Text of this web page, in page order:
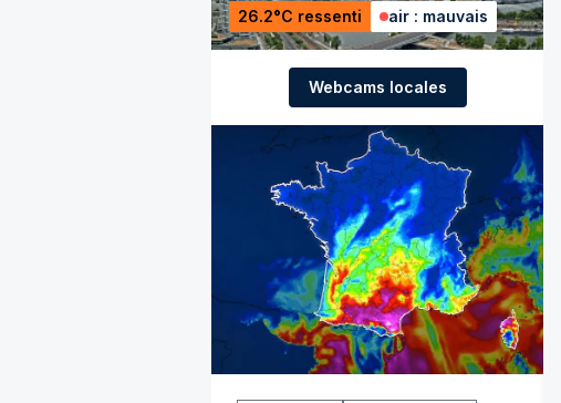
26.2°C ressenti air : mauvais
Webcams locales